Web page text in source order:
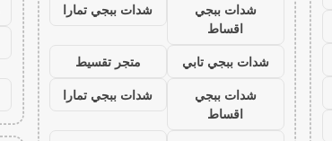
شدات ببجي
اقساط
شدات ببجي تمارا
شدات ببجي تابي
متجر تقسيط
شدات ببجي
اقساط
شدات ببجي تمارا